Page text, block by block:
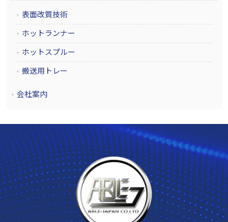
表面改質技術
ホットランナー
ホットスプルー
搬送用トレー
会社案内